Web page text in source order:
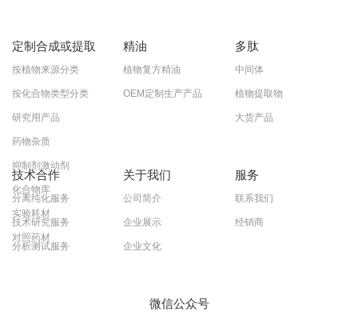
定制合成或提取
按植物来源分类
按化合物类型分类
研究用产品
药物杂质
抑制剂激动剂
化合物库
实验耗材
对照药材
精油
植物复方精油
OEM定制生产产品
多肽
中间体
植物提取物
大货产品
技术合作
分离纯化服务
技术研究服务
分析测试服务
关于我们
公司简介
企业展示
企业文化
服务
联系我们
经销商
微信公众号